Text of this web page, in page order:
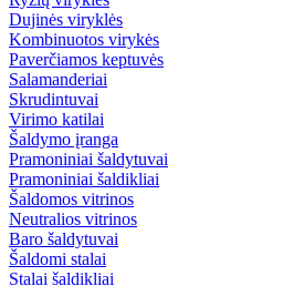
Dujinės viryklės
Kombinuotos virykės
Paverčiamos keptuvės
Salamanderiai
Skrudintuvai
Virimo katilai
Šaldymo įranga
Pramoniniai šaldytuvai
Pramoniniai šaldikliai
Šaldomos vitrinos
Neutralios vitrinos
Baro šaldytuvai
Šaldomi stalai
Stalai šaldikliai